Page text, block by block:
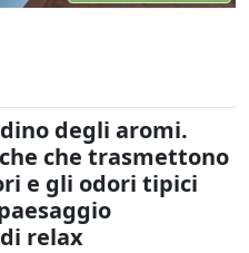
degli aromi.
che trasmettono
e gli odori tipici
relax